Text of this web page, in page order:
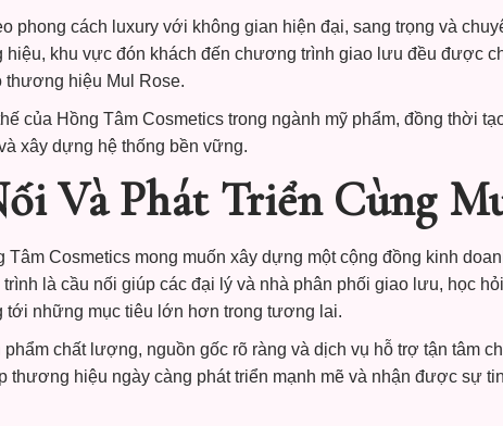
phong cách luxury với không gian hiện đại, sang trọng và
khu vực đón khách đến chương trình giao lưu đều được
thương hiệu Mul Rose.
của Hồng Tâm Cosmetics trong ngành mỹ phẩm, đồng thời
xây dựng hệ thống bền vững.
Và Phát Triển Cùng
Cosmetics mong muốn xây dựng một cộng đồng kinh
là cầu nối giúp các đại lý và nhà phân phối giao lưu, học
những mục tiêu lớn hơn trong tương lai.
chất lượng, nguồn gốc rõ ràng và dịch vụ hỗ trợ tận tâm
thương hiệu ngày càng phát triển mạnh mẽ và nhận được sự